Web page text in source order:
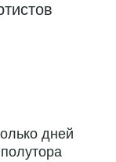
дней